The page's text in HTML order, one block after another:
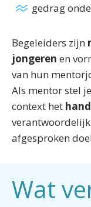
gedrag
Begeleiders zijn
jongeren en
van hun
Als mentor stel
context het
afgesproken
Wat